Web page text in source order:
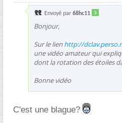
Envoyé par 68hc11
Bonjour,
Sur le lien http://
une vidéo amateur qui
dont la rotation des étoiles
Bonne vidéo
C'est une blague?